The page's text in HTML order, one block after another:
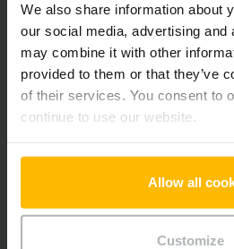
We also share information about
our social media, advertising and
may combine it with other
provided to them or that they’ve
of their services. You consent to
continue to use our website.
Allow all
Customize
Nasledujúca časť poskytuje
špecifikácií a
Technické údaje
Áno,